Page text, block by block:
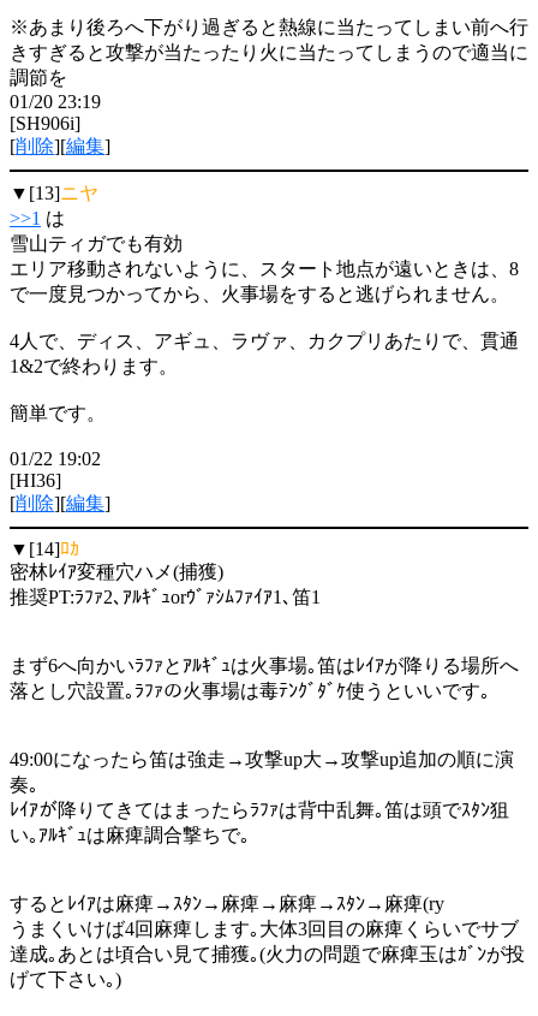
※あまり後ろへ下がり過ぎると熱線に当たってしまい前へ行
きすぎると攻撃が当たったり火に当たってしまうので適当に
調節を
01/20 23:19
[SH906i]
[削除][編集]
▼[13]ニヤ
>>1 は
雪山ティガでも有効
エリア移動されないように、スタート地点が遠いときは、8
で一度見つかってから、火事場をすると逃げられません。
4人で、ディス、アギュ、ラヴァ、カクプリあたりで、貫通
1&2で終わります。
簡単です。
01/22 19:02
[HI36]
[削除][編集]
▼[14]ﾛｶ
密林ﾚｲｱ変種穴ハメ(捕獲)
推奨PT:ﾗﾌｧ2､ｱﾙｷﾞｭorｳﾞｧｼﾑﾌｧｲｱ1､笛1
まず6へ向かいﾗﾌｧとｱﾙｷﾞｭは火事場｡笛はﾚｲｱが降りる場所へ
落とし穴設置｡ﾗﾌｧの火事場は毒ﾃﾝｸﾞﾀﾞｹ使うといいです｡
49:00になったら笛は強走→攻撃up大→攻撃up追加の順に演
奏｡
ﾚｲｱが降りてきてはまったらﾗﾌｧは背中乱舞｡笛は頭でｽﾀﾝ狙
い｡ｱﾙｷﾞｭは麻痺調合撃ちで｡
するとﾚｲｱは麻痺→ｽﾀﾝ→麻痺→麻痺→ｽﾀﾝ→麻痺(ry
うまくいけば4回麻痺します｡大体3回目の麻痺くらいでサブ
達成｡あとは頃合い見て捕獲｡(火力の問題で麻痺玉はｶﾞﾝが投
げて下さい｡)